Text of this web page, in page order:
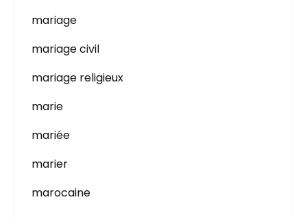
mariage
mariage civil
mariage religieux
marie
mariée
marier
marocaine